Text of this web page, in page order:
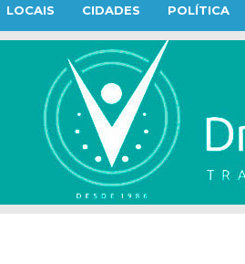
LOCAIS CIDADES POLÍTICA